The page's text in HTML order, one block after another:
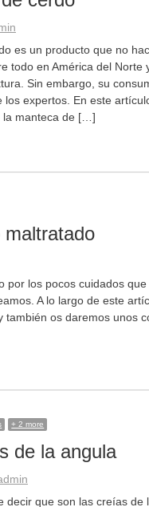
es un producto que no
todo en América del Norte
Sin embargo, su
los expertos. En este
la manteca de […]
maltratado
por los pocos cuidados
A lo largo de este
os daremos unos
+ 2 more
de la angula
decir que son las creías de